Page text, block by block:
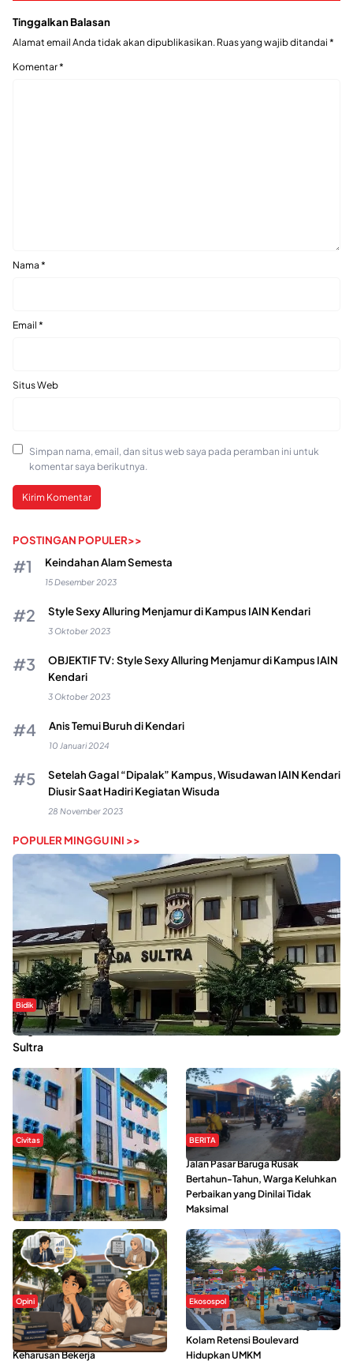
Tinggalkan Balasan
Alamat email Anda tidak akan dipublikasikan. Ruas yang wajib ditandai *
Komentar*
Nama *
Email *
Situs Web
Simpan nama, email, dan situs web saya pada peramban ini untuk
komentar saya berikutnya.
POSTINGAN POPULER>>
Keindahan Alam Semesta
15 Desember 2023
Style Sexy Alluring Menjamur di Kampus IAIN Kendari
3 Oktober 2023
OBJEKTIF TV: Style Sexy Alluring Menjamur di Kampus IAIN
Kendari
3 Oktober 2023
Anis Temui Buruh di Kendari
10 Januari 2024
Setelah Gagal “Dipalak” Kampus, Wisudawan IAIN Kendari
Diusir Saat Hadiri Kegiatan Wisuda
28 November 2023
POPULER MINGGU INI >>
Bidik
Dugaan Kekerasan Seksual di UIN Kendari Dilaporkan ke Polda
Sultra
Civitas
Di Balik Kehidupan Ma’had Al-
Jami’ah UIN Kendari : Mahasiswa
Ceritakan Manfaat dan Tantangan
BERITA
Jalan Pasar Baruga Rusak
Bertahun-Tahun, Warga Keluhkan
Perbaikan yang Dinilai Tidak
Maksimal
Opini
Kerasnya Kehidupan Mahasiswa di
Tengah Gempuran Tugas dan
Keharusan Bekerja
Ekosospol
Ramainya Aktivitas Olahraga di
Kolam Retensi Boulevard
Hidupkan UMKM